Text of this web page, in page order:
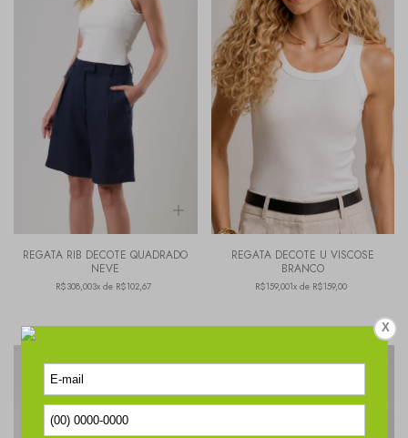
REGATA RIB DECOTE QUADRADO
NEVE
R$308,003x de R$102,67
REGATA DECOTE U VISCOSE
BRANCO
R$159,001x de R$159,00
X